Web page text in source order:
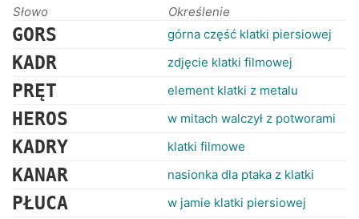
RANKINGI
Słowo Określenie
GORS górna część klatki piersiowej
KADR zdjęcie klatki filmowej
PRĘT element klatki z metalu
HEROS w mitach walczył z potworami
KADRY klatki filmowe
KANAR nasionka dla ptaka z klatki
PŁUCA w jamie klatki piersiowej